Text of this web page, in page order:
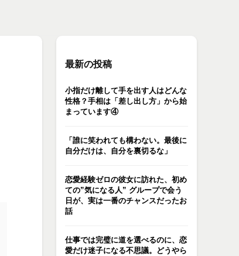
最新の投稿
小指だけ離して手を出す人はどんな
性格？手相は「差し出し方」から始
まっています④
「誰に笑われても構わない。最後に
自分だけは、自分を裏切るな」
恋愛経験ゼロの彼女に訪れた、初め
ての”気になる人” グループで会う
日が、実は一番のチャンスだったお
話
仕事では完璧に道を選べるのに、恋
愛だけ迷子になる不思議。どうやら